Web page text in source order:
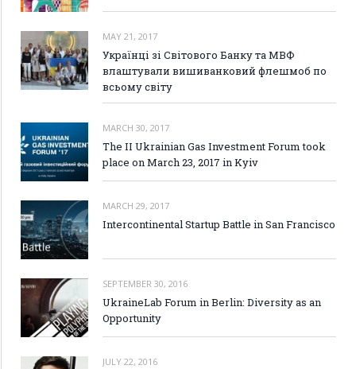
MAY 21, 2017
Українці зі Світового Банку та МВФ
влаштували вишиванковий флешмоб по
всьому світу
MARCH 30, 2017
The II Ukrainian Gas Investment Forum took
place on March 23, 2017 in Kyiv
MARCH 29, 2017
Intercontinental Startup Battle in San Francisco
SEPTEMBER 30, 2016
UkraineLab Forum in Berlin: Diversity as an
Opportunity
JULY 22, 2016